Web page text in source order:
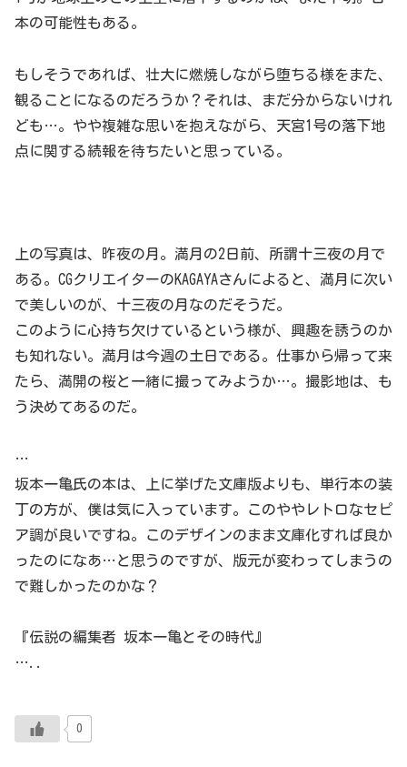
本の可能性もある。
もしそうであれば、壮大に燃焼しながら堕ちる様をまた、
観ることになるのだろうか？それは、まだ分からないけれ
ども…。やや複雑な思いを抱えながら、天宮1号の落下地
点に関する続報を待ちたいと思っている。
上の写真は、昨夜の月。満月の2日前、所謂十三夜の月で
ある。CGクリエイターのKAGAYAさんによると、満月に次い
で美しいのが、十三夜の月なのだそうだ。
このように心持ち欠けているという様が、興趣を誘うのか
も知れない。満月は今週の土日である。仕事から帰って来
たら、満開の桜と一緒に撮ってみようか…。撮影地は、も
う決めてあるのだ。
…
坂本一亀氏の本は、上に挙げた文庫版よりも、単行本の装
丁の方が、僕は気に入っています。このややレトロなセピ
ア調が良いですね。このデザインのまま文庫化すれば良か
ったのになあ…と思うのですが、版元が変わってしまうの
で難しかったのかな？
『伝説の編集者 坂本一亀とその時代』
…..
0